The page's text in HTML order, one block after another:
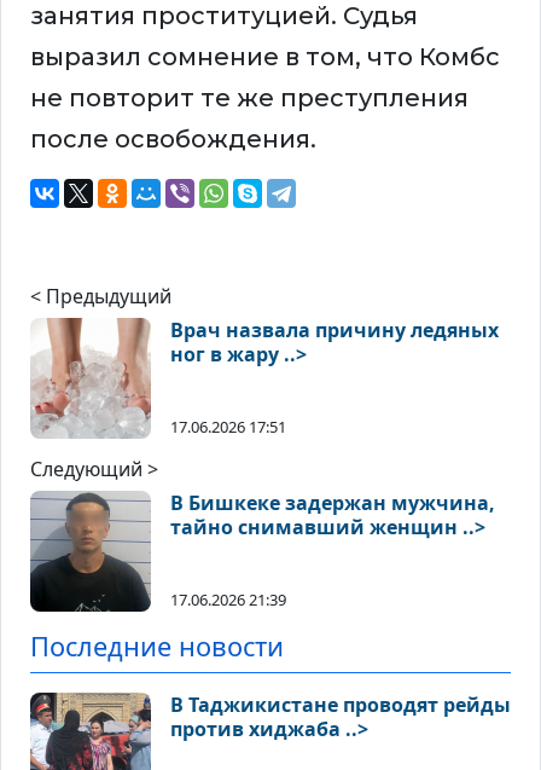
занятия проституцией. Судья
выразил сомнение в том, что Комбс
не повторит те же преступления
после освобождения.
< Предыдущий
Врач назвала причину ледяных
ног в жару ..>
17.06.2026 17:51
Следующий >
В Бишкеке задержан мужчина,
тайно снимавший женщин ..>
17.06.2026 21:39
Последние новости
В Таджикистане проводят рейды
против хиджаба ..>